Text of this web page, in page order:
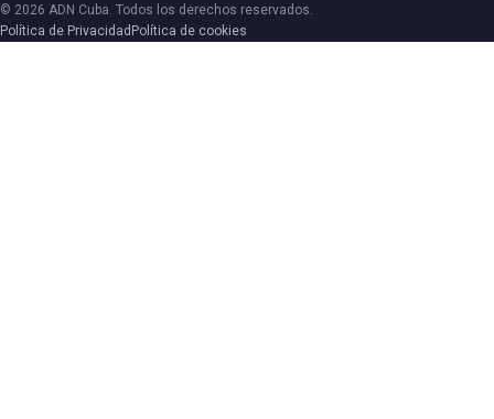
© 2026 ADN Cuba. Todos los derechos reservados.
Política de Privacidad Política de cookies